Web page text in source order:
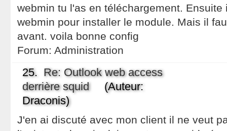
webmin tu l'as en téléchargement.
webmin pour installer le module. Mais il
avant. voila bonne config
Forum: Administration
25. Re: Outlook web access
derrière squid(Auteur:
Draconis)
J'en ai discuté avec mon client il ne veut